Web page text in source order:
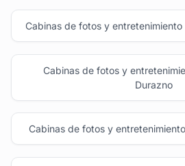
Cabinas de fotos y
Cabinas de fotos y
Durazno
Cabinas de fotos y